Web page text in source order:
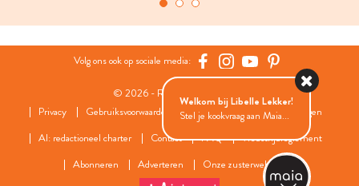
Volg ons ook op sociale media:
© 2026 - Roularta Media Group
Privacy
Gebruiksvoorwaarden Cookies
Cookies instellingen
AI: redactioneel charter
Contact FAQ
Wedstrijdreglement
Abonneren
Adverteren Onze zusterwebsites
Welkom bij Libelle Lekker!
Stel je kookvraag aan Maia...